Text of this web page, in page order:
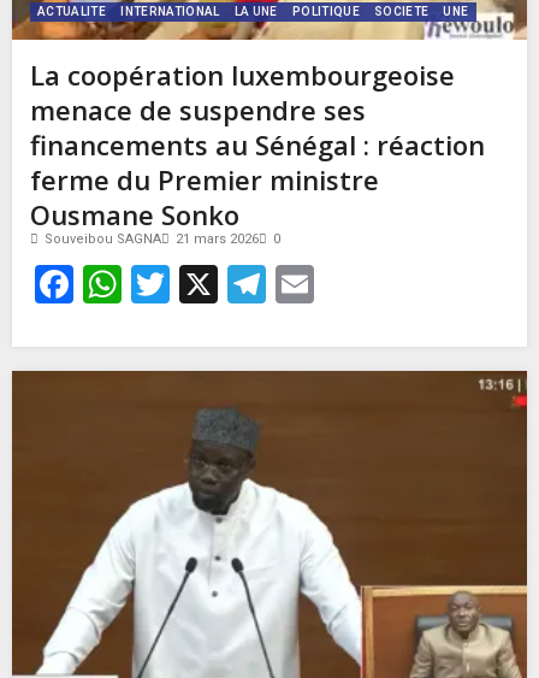
ACTUALITE INTERNATIONAL LA UNE POLITIQUE SOCIETE UNE
La coopération luxembourgeoise
menace de suspendre ses
financements au Sénégal : réaction
ferme du Premier ministre
Ousmane Sonko
Souveibou SAGNA 21 mars 2026 0
Facebook
WhatsApp
Twitter
X Telegram